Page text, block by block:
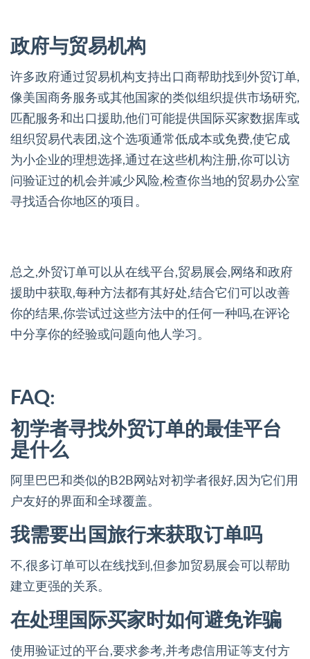
政府与贸易机构
许多政府通过贸易机构支持出口商帮助找到外贸订单,
像美国商务服务或其他国家的类似组织提供市场研究,
匹配服务和出口援助,他们可能提供国际买家数据库或
组织贸易代表团,这个选项通常低成本或免费,使它成
为小企业的理想选择,通过在这些机构注册,你可以访
问验证过的机会并减少风险,检查你当地的贸易办公室
寻找适合你地区的项目。
总之,外贸订单可以从在线平台,贸易展会,网络和政府
援助中获取,每种方法都有其好处,结合它们可以改善
你的结果,你尝试过这些方法中的任何一种吗,在评论
中分享你的经验或问题向他人学习。
FAQ:
初学者寻找外贸订单的最佳平台
是什么
阿里巴巴和类似的B2B网站对初学者很好,因为它们用
户友好的界面和全球覆盖。
我需要出国旅行来获取订单吗
不,很多订单可以在线找到,但参加贸易展会可以帮助
建立更强的关系。
在处理国际买家时如何避免诈骗
使用验证过的平台,要求参考,并考虑信用证等支付方